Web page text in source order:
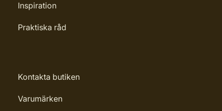
Inspiration
Praktiska råd
Kontakta butiken
Varumärken